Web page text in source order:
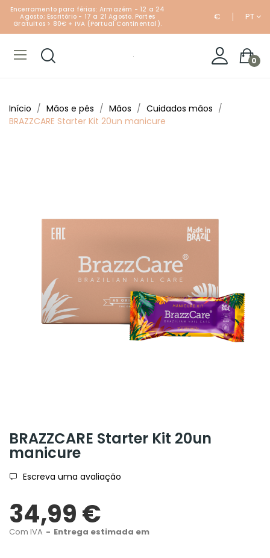
Encerramento para férias: Armazém - 12 a 24
Agosto; Escritório - 17 a 21 Agosto. Portes
Gratuitos > 80€ + IVA (Portual Continental).
€ PT
0
Início Mãos e pés Mãos
Cuidados mãos
BRAZZCARE Starter Kit 20un manicure
BRAZZCARE Starter Kit 20un
manicure
Escreva uma avaliação
34,99 €
Com IVA Entrega estimada em